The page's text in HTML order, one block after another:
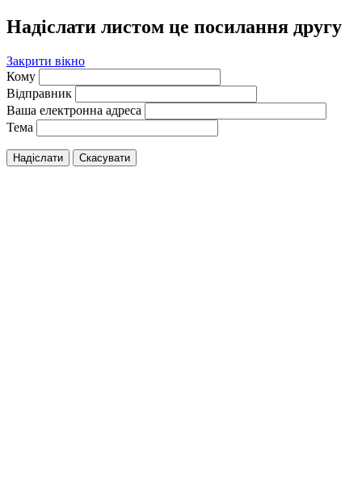
Надіслати листом це посилання другу
Закрити вікно
Кому
Відправник
Ваша електронна адреса
Тема
Надіслати Скасувати